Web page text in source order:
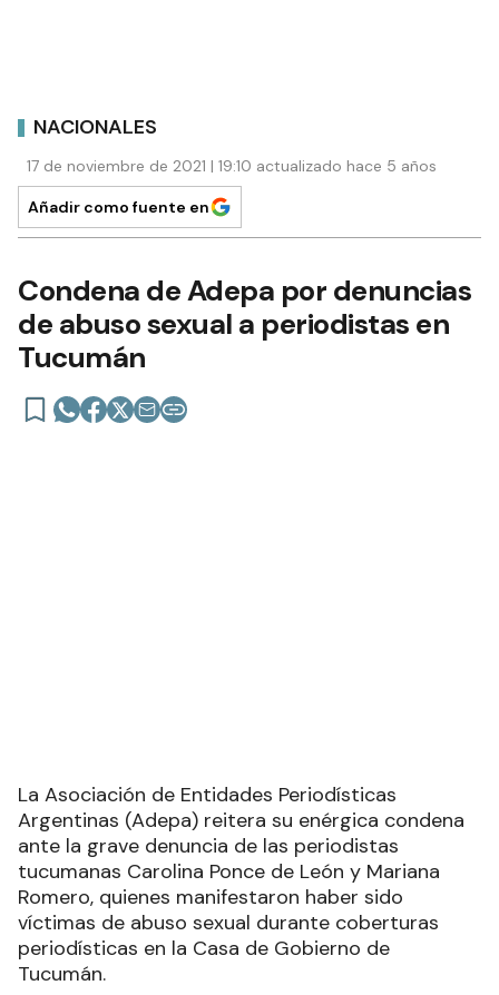
NACIONALES
17 de noviembre de 2021 | 19:10 actualizado hace 5 años
Añadir como fuente en
Condena de Adepa por denuncias
de abuso sexual a periodistas en
Tucumán
La Asociación de Entidades Periodísticas
Argentinas (Adepa) reitera su enérgica condena
ante la grave denuncia de las periodistas
tucumanas Carolina Ponce de León y Mariana
Romero, quienes manifestaron haber sido
víctimas de abuso sexual durante coberturas
periodísticas en la Casa de Gobierno de
Tucumán.